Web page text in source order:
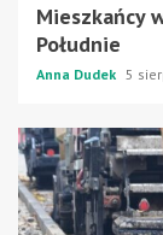
Mieszkańcy
Południe
Anna Dudek 5